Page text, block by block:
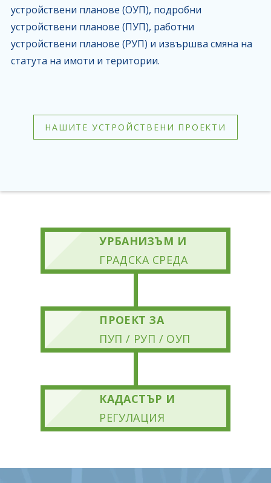
устройствени планове (ОУП), подробни
устройствени планове (ПУП), работни
устройствени планове (РУП) и извършва смяна на
статута на имоти и територии.
НАШИТЕ УСТРОЙСТВЕНИ ПРОЕКТИ
УРБАНИЗЪМ И
ГРАДСКА СРЕДА
ПРОЕКТ ЗА
ПУП / РУП / ОУП
КАДАСТЪР И
РЕГУЛАЦИЯ